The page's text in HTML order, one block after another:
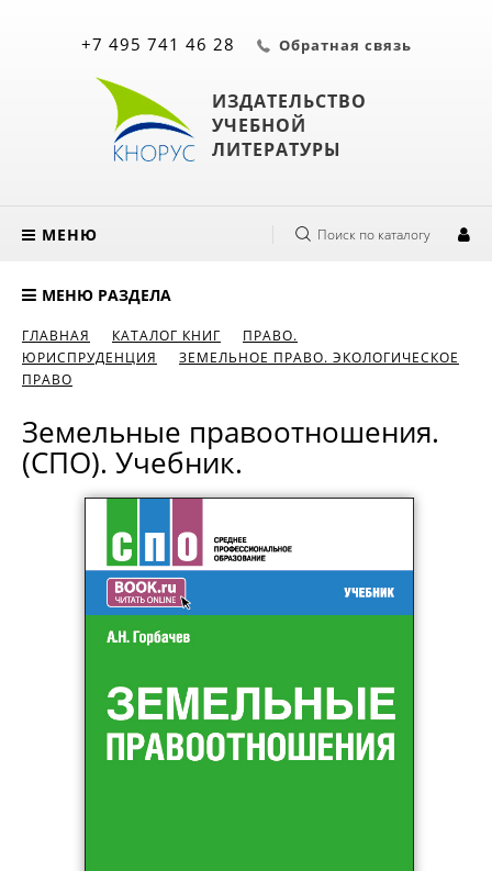
ИЗДАТЕЛЬСТВО
УЧЕБНОЙ
ЛИТЕРАТУРЫ
+7 495 741 46 28 Обратная связь
МЕНЮ Поиск по каталогу
МЕНЮ РАЗДЕЛА
ГЛАВНАЯ КАТАЛОГ КНИГ
ПРАВО.
ЮРИСПРУДЕНЦИЯ
ЗЕМЕЛЬНОЕ ПРАВО. ЭКОЛОГИЧЕСКОЕ
ПРАВО
Земельные правоотношения.
(СПО). Учебник.